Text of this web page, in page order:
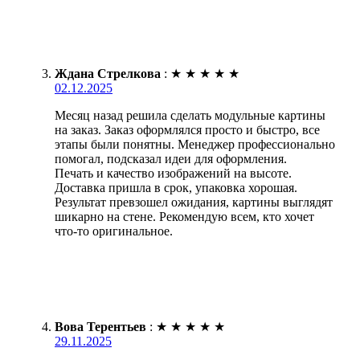
Ждана Стрелкова : ★ ★ ★ ★ ★
02.12.2025
Месяц назад решила сделать модульные картины
на заказ. Заказ оформлялся просто и быстро, все
этапы были понятны. Менеджер профессионально
помогал, подсказал идеи для оформления.
Печать и качество изображений на высоте.
Доставка пришла в срок, упаковка хорошая.
Результат превзошел ожидания, картины выглядят
шикарно на стене. Рекомендую всем, кто хочет
что-то оригинальное.
Вова Терентьев : ★ ★ ★ ★ ★
29.11.2025